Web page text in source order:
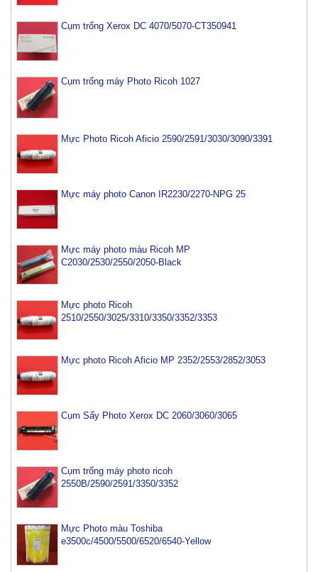
Cụm trống Xerox DC 4070/5070-CT350941
Cụm trống máy Photo Ricoh 1027
Mực Photo Ricoh Aficio 2590/2591/3030/3090/3391
Mực máy photo Canon IR2230/2270-NPG 25
Mực máy photo màu Ricoh MP
C2030/2530/2550/2050-Black
Mực photo Ricoh
2510/2550/3025/3310/3350/3352/3353
Mực photo Ricoh Aficio MP 2352/2553/2852/3053
Cụm Sấy Photo Xerox DC 2060/3060/3065
Cụm trống máy photo ricoh
2550B/2590/2591/3350/3352
Mực Photo màu Toshiba
e3500c/4500/5500/6520/6540-Yellow